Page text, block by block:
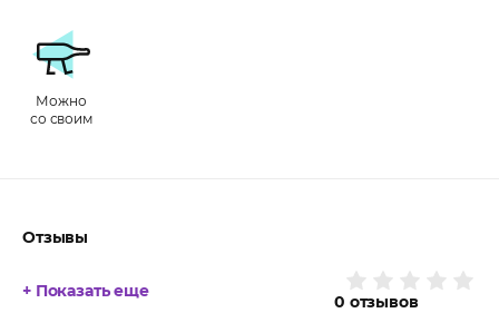
Можно
со своим
Отзывы
0 отзывов
+ Показать еще